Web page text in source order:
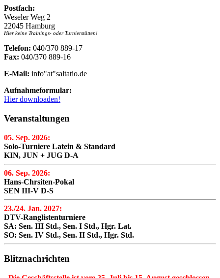
Postfach:
Weseler Weg 2
22045 Hamburg
Hier keine Trainings- oder Turnierstätten!
Telefon: 040/370 889-17
Fax: 040/370 889-16
E-Mail: info"at"saltatio.de
Aufnahmeformular:
Hier downloaden!
Veranstaltungen
05. Sep. 2026:
Solo-Turniere Latein & Standard
KIN, JUN + JUG D-A
06. Sep. 2026:
Hans-Chrsiten-Pokal
SEN III-V D-S
23./24. Jan. 2027:
DTV-Ranglistenturniere
SA: Sen. III Std., Sen. I Std., Hgr. Lat.
SO: Sen. IV Std., Sen. II Std., Hgr. Std.
Blitznachrichten